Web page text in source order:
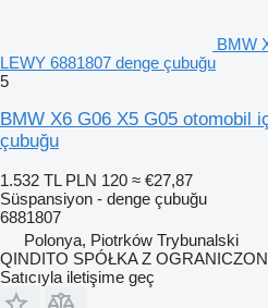
BMW
LEWY 6881807 denge çubuğu
5
BMW X6 G06 X5 G05 otomobil
çubuğu
1.532 TL PLN 120 ≈ €27,87
Süspansiyon - denge çubuğu
6881807
Polonya, Piotrków Trybunalski
QINDITO SPÓŁKA Z
Satıcıyla iletişime geç